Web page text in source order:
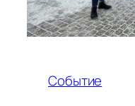
Событие